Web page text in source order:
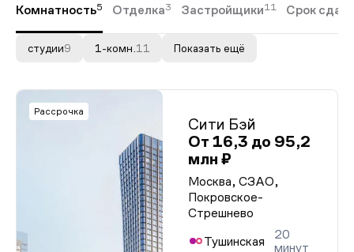
Комнатность5 Отделка3 Застройщики11 Срок
студии9 1-комн. 11 Показать ещё
Рассрочка
Сити Бэй
От 16,3 до 95,2
млн ₽
Москва, СЗАО,
Покровское-
Стрешнево
Тушинская
20
минут